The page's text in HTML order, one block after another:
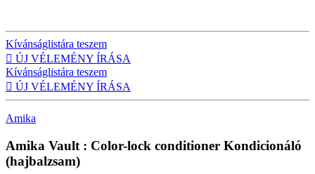
Kívánságlistára teszem
 ÚJ VÉLEMÉNY ÍRÁSA
Kívánságlistára teszem
 ÚJ VÉLEMÉNY ÍRÁSA
Amika
Amika Vault : Color-lock conditioner Kondicionáló
(hajbalzsam)